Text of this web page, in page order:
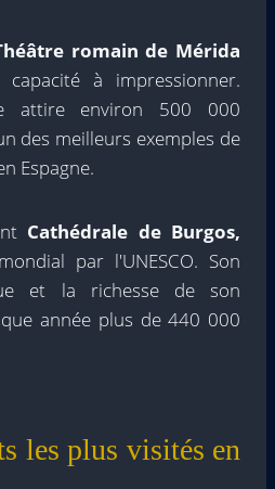
romain de Mérida
à impressionner.
attire environ 500 000
des meilleurs exemples de
Espagne.
Cathédrale de Burgos,
par l'UNESCO. Son
et la richesse de son
année plus de 440 000
les plus visités en